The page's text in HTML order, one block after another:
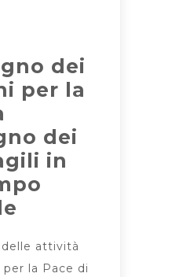
dei
per la
dei
in
delle attività
per la Pace di